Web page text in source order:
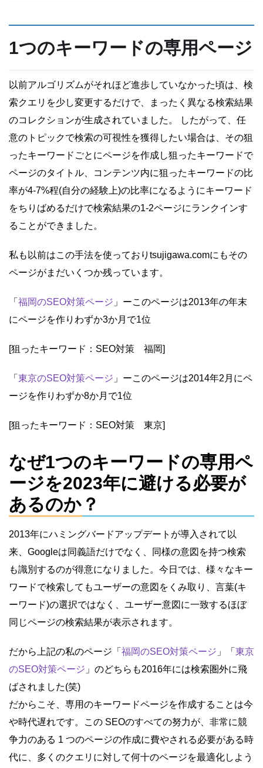
1つのキーワードの専用ページ
以前アルゴリズムがそれほど進歩していなかった頃は、検
索クエリを少し変更するだけで、まったく異なる検索結果
のコレクションが生成されていました。 したがって、任
意のトピックで検索の可視性を獲得したい場合は、その狙
ったキーワードごとにページを作成し狙ったキーワードで
ページのタイトル、コンテンツ内に狙ったキーワードの比
率が4-7%程(自分の経験上)の比率になるようにキーワード
をちりばめるだけで検索結果の1-2ページにランクインす
ることができました。
私も以前はこの手法を使っておりtsujigawa.comにもその
ページがまだいくつか残っています。
「 福岡のSEO対策ページ 」ーこのページは2013年の年末
にページを作りわずか3か月で1位
[狙ったキーワード：SEO対策 福岡]
「 東京のSEO対策ページ 」ーこのページは2014年2月にペ
ージを作りわずか8か月で1位
[狙ったキーワード：SEO対策 東京]
なぜ1つのキーワードの専用ペ
ージを2023年に避ける必要が
あるのか？
2013年にハミングバードアップデートが導入されて以
来、Googleは同義語だけでなく、同様の意図を持つ検索
も識別するのが得意になりました。今日では、様々なキー
ワードで検索してもユーザーの意図をくみ取り、言葉(キ
ーワード)の選択ではなく、ユーザー意図に一致するほぼ
同じページの検索結果が表示されます。
だから上記の私のページ「 福岡のSEO対策ページ 」「 東京
のSEO対策ページ 」のどちらも2016年には検索圏外に飛
ばされました(笑)
だからこそ、専用のキーワードページを作成することは今
や時代遅れです。この SEOのすべての努力が、非常に競
争力のある 1 つのページの作成に費やされる必要がある時
代に、多くのクエリに対して何十のページを最適化しよう